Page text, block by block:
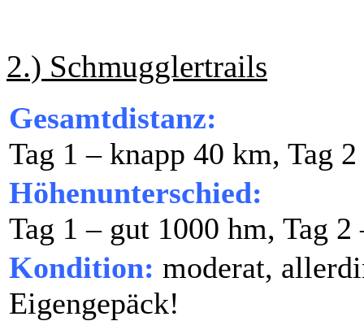
2.) Schmugglertrails
Gesamtdistanz:
Tag 1 – knapp 40 km, Tag
Höhenunterschied:
Tag 1 – gut 1000 hm, Tag
Kondition: moderat,
Eigengepäck!